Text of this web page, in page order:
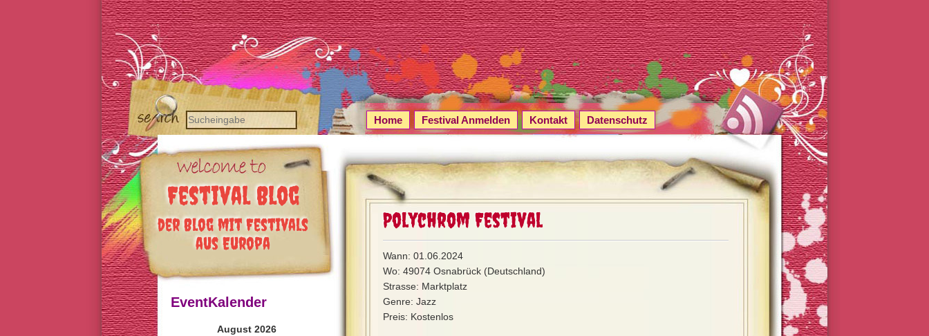
Festival Blog
der Blog mit Festivals
aus Europa
Home Festival Anmelden Kontakt Datenschutz
Polychrom Festival
Wann: 01.06.2024
Wo: 49074 Osnabrück (Deutschland)
Strasse: Marktplatz
Genre: Jazz
Preis: Kostenlos
EventKalender
August 2026